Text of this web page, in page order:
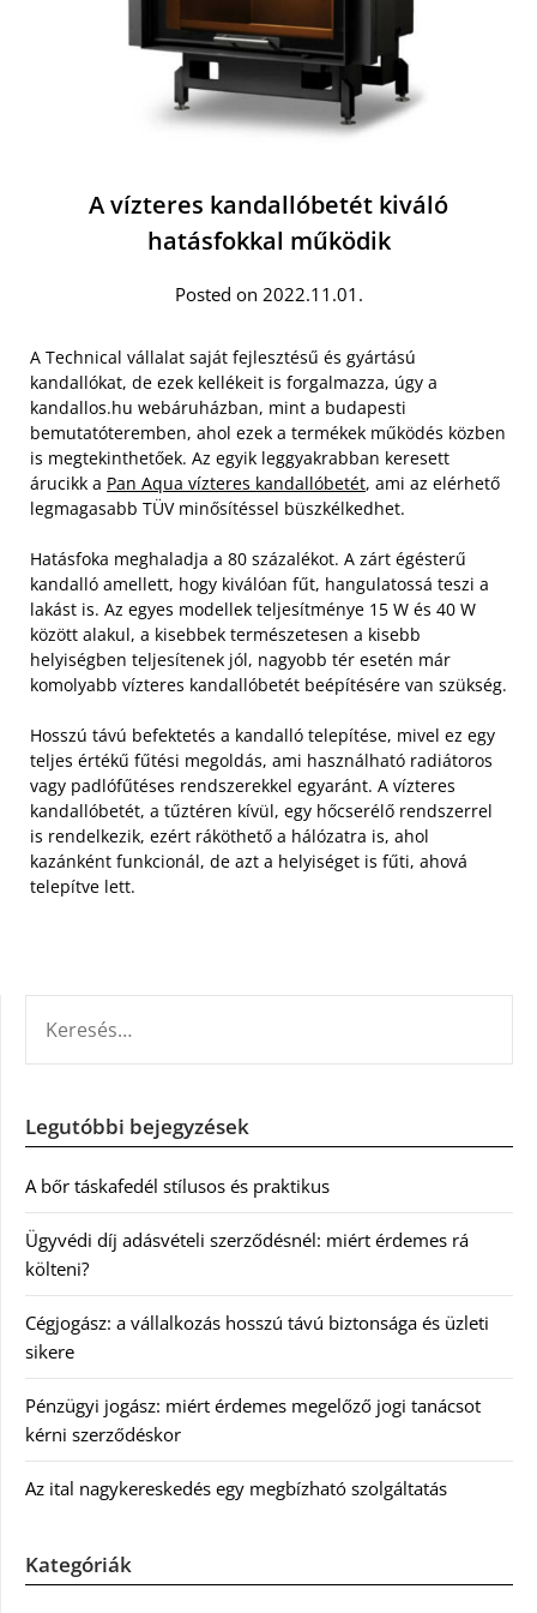
A vízteres kandallóbetét kiváló
hatásfokkal működik
Posted on 2022.11.01.
A Technical vállalat saját fejlesztésű és gyártású
kandallókat, de ezek kellékeit is forgalmazza, úgy a
kandallos.hu webáruházban, mint a budapesti
bemutatóteremben, ahol ezek a termékek működés közben
is megtekinthetőek. Az egyik leggyakrabban keresett
árucikk a Pan Aqua vízteres kandallóbetét, ami az elérhető
legmagasabb TÜV minősítéssel büszkélkedhet.
Hatásfoka meghaladja a 80 százalékot. A zárt égésterű
kandalló amellett, hogy kiválóan fűt, hangulatossá teszi a
lakást is. Az egyes modellek teljesítménye 15 W és 40 W
között alakul, a kisebbek természetesen a kisebb
helyiségben teljesítenek jól, nagyobb tér esetén már
komolyabb vízteres kandallóbetét beépítésére van szükség.
Hosszú távú befektetés a kandalló telepítése, mivel ez egy
teljes értékű fűtési megoldás, ami használható radiátoros
vagy padlófűtéses rendszerekkel egyaránt. A vízteres
kandallóbetét, a tűztéren kívül, egy hőcserélő rendszerrel
is rendelkezik, ezért ráköthető a hálózatra is, ahol
kazánként funkcionál, de azt a helyiséget is fűti, ahová
telepítve lett.
Legutóbbi bejegyzések
A bőr táskafedél stílusos és praktikus
Ügyvédi díj adásvételi szerződésnél: miért érdemes rá
költeni?
Cégjogász: a vállalkozás hosszú távú biztonsága és üzleti
sikere
Pénzügyi jogász: miért érdemes megelőző jogi tanácsot
kérni szerződéskor
Az ital nagykereskedés egy megbízható szolgáltatás
Kategóriák